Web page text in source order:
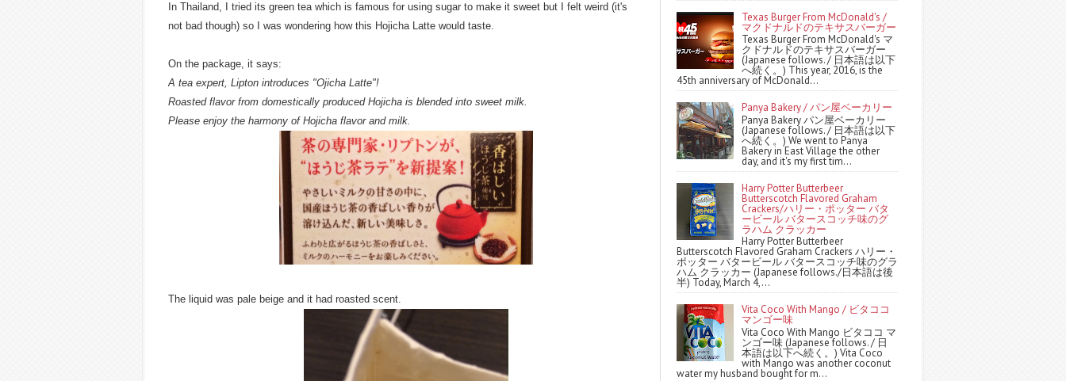
In Thailand, I tried its green tea which is famous for using sugar to make it sweet but I felt weird (it's
not bad though) so I was wondering how this Hojicha Latte would taste.
On the package, it says:
A tea expert, Lipton introduces "Ojicha Latte"!
Roasted flavor from domestically produced Hojicha is blended into sweet milk.
Please enjoy the harmony of Hojicha flavor and milk.
The liquid was pale beige and it had roasted scent.
Texas Burger From McDonald's /
マクドナルドのテキサスバーガー
Texas Burger From McDonald's マ
クドナルドのテキサスバーガー
(Japanese follows. / 日本語は以下
へ続く。) This year, 2016, is the
45th anniversary of McDonald...
Panya Bakery / パン屋ベーカリー
Panya Bakery パン屋ベーカリー
(Japanese follows. / 日本語は以下
へ続く。) We went to Panya
Bakery in East Village the other
day, and it's my first tim...
Harry Potter Butterbeer
Butterscotch Flavored Graham
Crackers/ハリー・ポッター バタ
ービール バタースコッチ味のグ
ラハム クラッカー
Harry Potter Butterbeer
Butterscotch Flavored Graham Crackers ハリー・
ポッター バタービール バタースコッチ味のグラ
ハム クラッカー (Japanese follows./日本語は後
半) Today, March 4,...
Vita Coco With Mango / ビタココ
マンゴー味
Vita Coco With Mango ビタココ マ
ンゴー味 (Japanese follows. / 日
本語は以下へ続く。) Vita Coco
with Mango was another coconut
water my husband bought for m...